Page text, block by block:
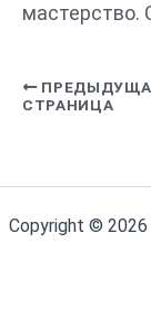
мастерство.
СТРАНИЦА
Copyright ©